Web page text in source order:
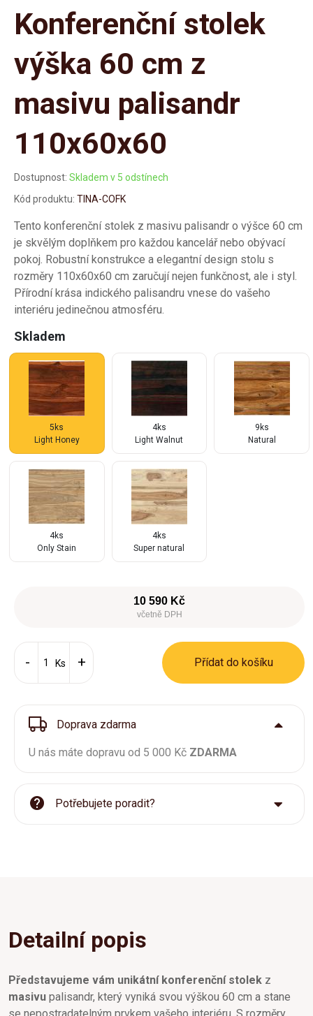
Konferenční stolek
výška 60 cm z
masivu palisandr
110x60x60
Dostupnost: Skladem v 5 odstínech
Kód produktu: TINA-COFK
Tento konferenční stolek z masivu palisandr o výšce 60 cm
je skvělým doplňkem pro každou kancelář nebo obývací
pokoj. Robustní konstrukce a elegantní design stolu s
rozměry 110x60x60 cm zaručují nejen funkčnost, ale i styl.
Přírodní krása indického palisandru vnese do vašeho
interiéru jedinečnou atmosféru.
Skladem
5ks
Light Honey
4ks
Light Walnut
9ks
Natural
4ks
Only Stain
4ks
Super natural
10 590 Kč
včetně DPH
Ks Přídat do košíku
Doprava zdarma
U nás máte dopravu od 5 000 Kč ZDARMA
Potřebujete poradit?
Detailní popis
Představujeme vám unikátní konferenční stolek z
masivu palisandr, který vyniká svou výškou 60 cm a stane